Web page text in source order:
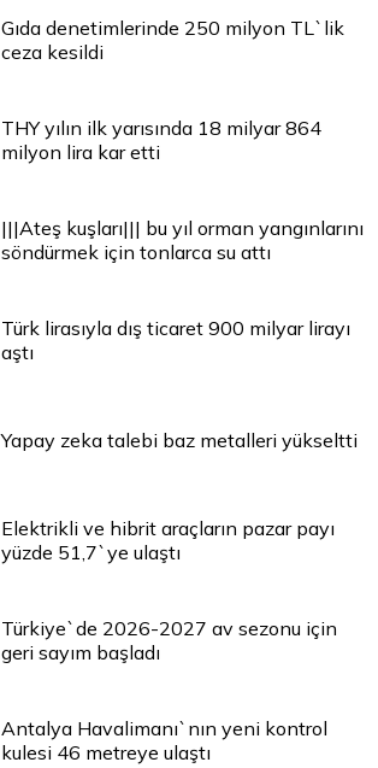
Gıda denetimlerinde 250 milyon TL`lik
ceza kesildi
THY yılın ilk yarısında 18 milyar 864
milyon lira kar etti
|||Ateş kuşları||| bu yıl orman yangınlarını
söndürmek için tonlarca su attı
Türk lirasıyla dış ticaret 900 milyar lirayı
aştı
Yapay zeka talebi baz metalleri yükseltti
Elektrikli ve hibrit araçların pazar payı
yüzde 51,7`ye ulaştı
Türkiye`de 2026-2027 av sezonu için
geri sayım başladı
Antalya Havalimanı`nın yeni kontrol
kulesi 46 metreye ulaştı